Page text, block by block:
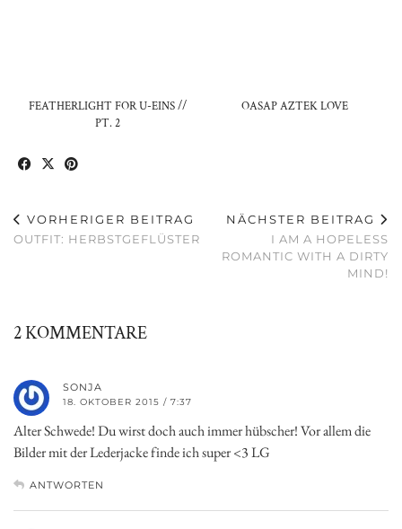
FEATHERLIGHT FOR U-EINS //
PT. 2
OASAP AZTEK LOVE
VORHERIGER BEITRAG
OUTFIT: HERBSTGEFLÜSTER
NÄCHSTER BEITRAG
I AM A HOPELESS
ROMANTIC WITH A DIRTY
MIND!
2 KOMMENTARE
SONJA
18. OKTOBER 2015 / 7:37
Alter Schwede! Du wirst doch auch immer hübscher! Vor allem die
Bilder mit der Lederjacke finde ich super <3 LG
ANTWORTEN